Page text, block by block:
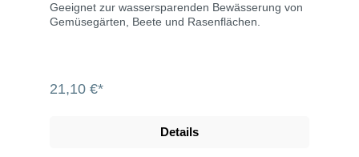
Geeignet zur wassersparenden Bewässerung von
Gemüsegärten, Beete und Rasenflächen.
21,10 €*
Details